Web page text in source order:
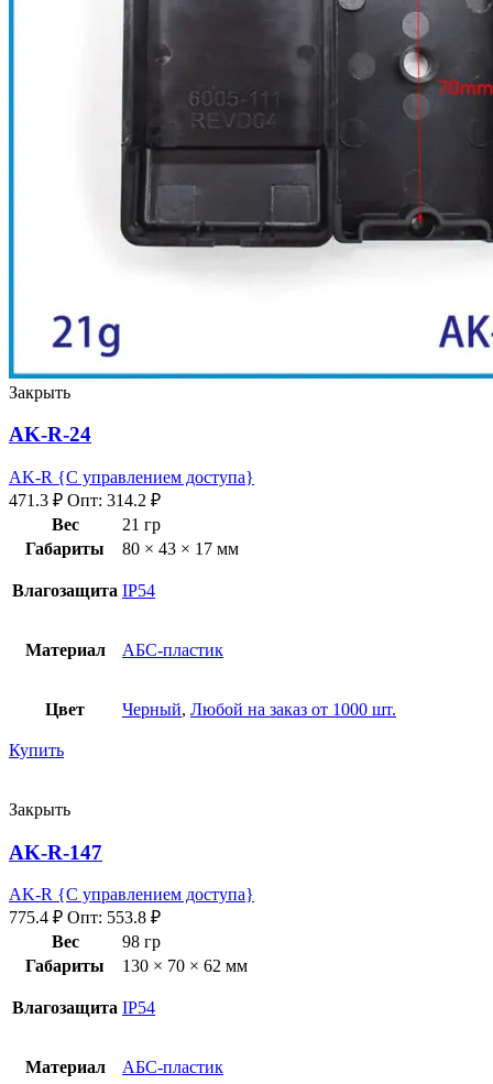
Закрыть
AK-R-24
AK-R {С управлением доступа}
471.3 ₽ Опт: 314.2 ₽
Вес
21 гр
Габариты
80 × 43 × 17 мм
Влагозащита IP54
Материал АБС-пластик
Цвет Черный, Любой на заказ от 1000 шт.
Купить
Закрыть
AK-R-147
AK-R {С управлением доступа}
775.4 ₽ Опт: 553.8 ₽
Вес
98 гр
Габариты
130 × 70 × 62 мм
Влагозащита IP54
Материал АБС-пластик